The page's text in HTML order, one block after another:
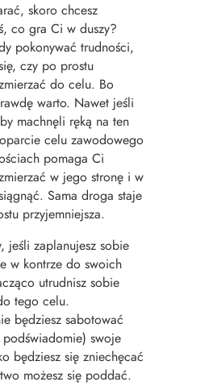
skoro chcesz
co gra Ci w duszy?
pokonywać trudności,
czy po prostu
do celu. Bo
warto. Nawet jeśli
machnęli ręką na ten
celu zawodowego
pomaga Ci
w jego stronę i w
Sama droga staje
przyjemniejsza.
jeśli zaplanujesz sobie
w kontrze do swoich
utrudnisz sobie
tego celu.
będziesz sabotować
swoje
będziesz się zniechęcać
możesz się poddać.